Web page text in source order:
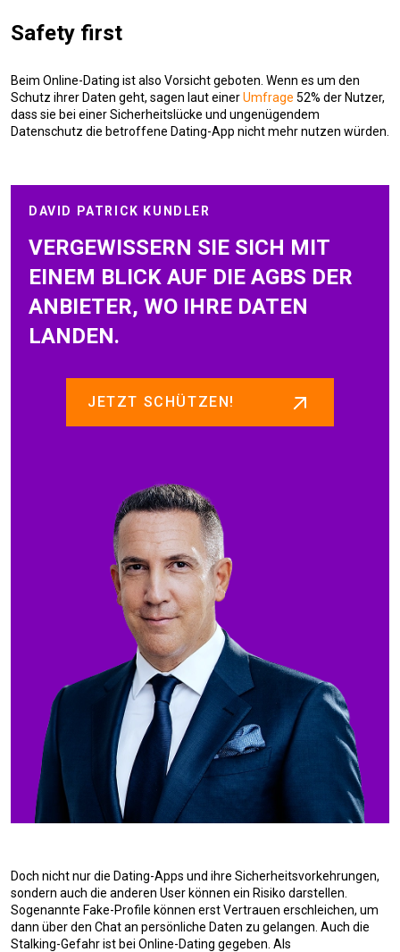
Safety first
Beim Online-Dating ist also Vorsicht geboten. Wenn es um den
Schutz ihrer Daten geht, sagen laut einerUmfrage 52% der Nutzer,
dass sie bei einer Sicherheitslücke und ungenügendem
Datenschutz die betroffene Dating-App nicht mehr nutzen würden.
DAVID PATRICK KUNDLER
VERGEWISSERN SIE SICH MIT
EINEM BLICK AUF DIE AGBS DER
ANBIETER, WO IHRE DATEN
LANDEN.
JETZT SCHÜTZEN!
Doch nicht nur die Dating-Apps und ihre Sicherheitsvorkehrungen,
sondern auch die anderen User können ein Risiko darstellen.
Sogenannte Fake-Profile können erst Vertrauen erschleichen, um
dann über den Chat an persönliche Daten zu gelangen. Auch die
Stalking-Gefahr ist bei Online-Dating gegeben. Als